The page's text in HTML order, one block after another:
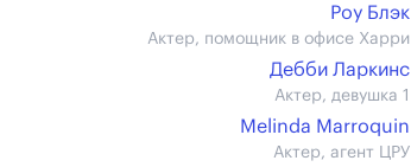
Роу Блэк
Актер, помощник в офисе Харри
Дебби Ларкинс
Актер, девушка 1
Melinda Marroquin
Актер, агент ЦРУ